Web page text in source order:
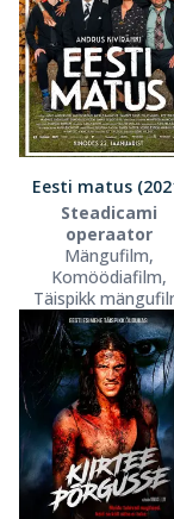
Eesti matus
Steadicami
operaator
Mängufilm,
Komöödiafilm,
Täispikk